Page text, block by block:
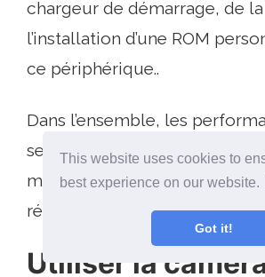
This website uses cookies to
best experience on our website.
Got it!
chargeur de démarrage, de
l’installation d’une ROM
ce périphérique..
Dans l’ensemble, les
semblent plus que suffisantes
messagerie électronique, la
réseaux sociaux et les jeux
Utiliser la